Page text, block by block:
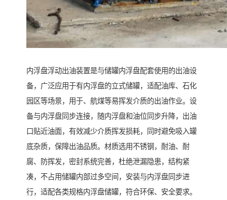
内浮盘浮动出油装置是与储罐内浮盘配套使用的出油设
备，广泛应用于有内浮盘的立式储罐，适配油库、石化
园区等场景，用于、航煤等易挥发介质的出油作业。设
备与内浮盘同步连接，随内浮盘和油位同步升降，出油
口贴近油面，有效减少介质挥发损耗，同时避免吸入罐
底杂质，保障出油品质。材质选用不锈钢，耐油、耐
腐、防挥发，密封系统完善，杜绝泄漏隐患，结构紧
凑，不占用储罐内部过多空间，安装与内浮盘同步进
行，适配各类规格内浮盘储罐，符合环保、安全要求。